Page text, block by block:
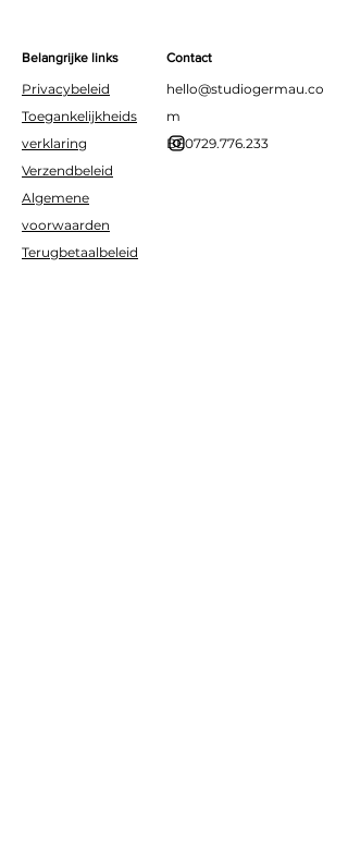
Belangrijke links
Privacybeleid
Toegankelijkheids
verklaring
Verzendbeleid
Algemene
voorwaarden
Terugbetaalbeleid
Contact
hello@studiogermau.co
m
BE0729.776.233